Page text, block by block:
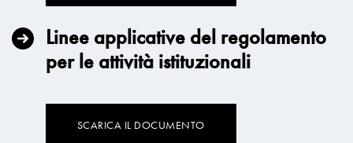
Linee applicative del regolamento
per le attività istituzionali
SCARICA IL DOCUMENTO